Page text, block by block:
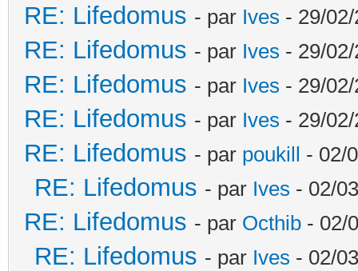
RE: Lifedomus - par Ives - 29/
RE: Lifedomus - par Ives - 29/
RE: Lifedomus - par Ives - 29/
RE: Lifedomus - par Ives - 29/
RE: Lifedomus - par poukill - 02/
RE: Lifedomus - par Ives - 02/
RE: Lifedomus - par Octhib - 02/
RE: Lifedomus - par Ives - 02/